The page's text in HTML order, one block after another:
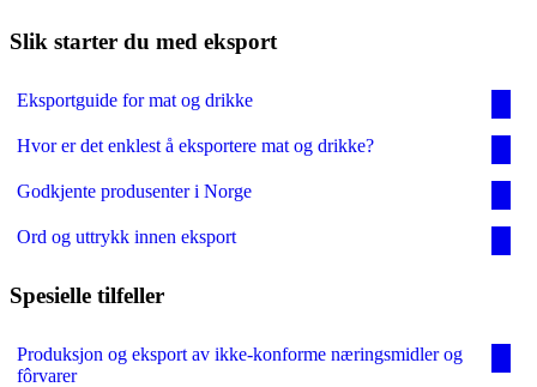
Slik starter du med eksport
Eksportguide for mat og drikke
Hvor er det enklest å eksportere mat og drikke?
Godkjente produsenter i Norge
Ord og uttrykk innen eksport
Spesielle tilfeller
Produksjon og eksport av ikke-konforme næringsmidler og
fôrvarer